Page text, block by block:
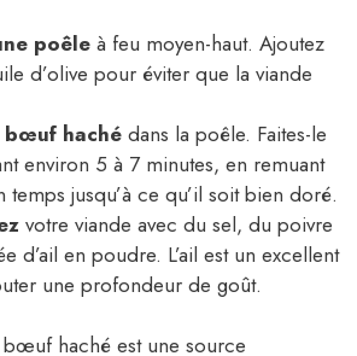
poêle à feu moyen-haut. Ajoutez
d’olive pour éviter que la viande
haché dans la poêle. Faites-le
environ 5 à 7 minutes, en remuant
temps jusqu’à ce qu’il soit bien doré.
votre viande avec du sel, du poivre
d’ail en poudre. L’ail est un excellent
une profondeur de goût.
bœuf haché est une source